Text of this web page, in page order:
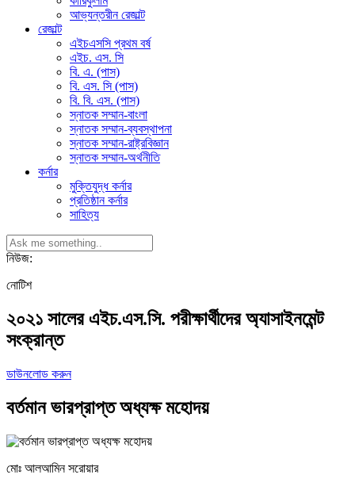
আভ্যন্তরীন রেজাল্ট
রেজাল্ট
এইচএসসি প্রথম বর্ষ
এইচ. এস. সি
বি. এ. (পাস)
বি. এস. সি (পাস)
বি. বি. এস. (পাস)
স্নাতক সম্মান-বাংলা
স্নাতক সম্মান-ব্যবস্থাপনা
স্নাতক সম্মান-রাষ্ট্রবিজ্ঞান
স্নাতক সম্মান-অর্থনীতি
কর্নার
মুক্তিযুদ্ধ কর্নার
প্রতিষ্ঠান কর্নার
সাহিত্য
নিউজ:
নোটিশ
২০২১ সালের এইচ.এস.সি. পরীক্ষার্থীদের অ্যাসাইনমেন্ট
সংক্রান্ত
ডাউনলোড করুন
বর্তমান ভারপ্রাপ্ত অধ্যক্ষ মহোদয়
মোঃ আলআমিন সরোয়ার